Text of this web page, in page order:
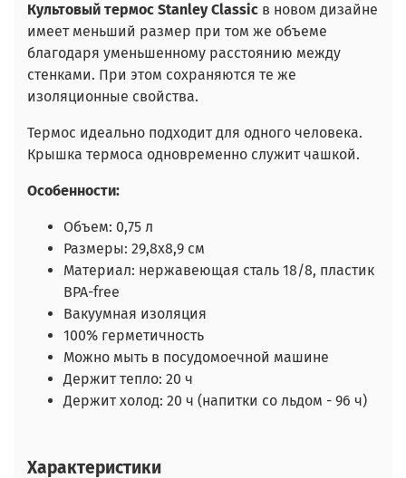
Культовый термос Stanley Classic в новом дизайне
имеет меньший размер при том же объеме
благодаря уменьшенному расстоянию между
стенками. При этом сохраняются те же
изоляционные свойства.
Термос идеально подходит для одного человека.
Крышка термоса одновременно служит чашкой.
Особенности:
Объем: 0,75 л
Размеры: 29,8х8,9 см
Материал: нержавеющая сталь 18/8, пластик
BPA-free
Вакуумная изоляция
100% герметичность
Можно мыть в посудомоечной машине
Держит тепло: 20 ч
Держит холод: 20 ч (напитки со льдом - 96 ч)
Характеристики